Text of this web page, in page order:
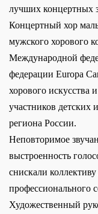
лучших концертных
Концертный хор
мужского хорового
Международной
федерации Europa
хорового искусства
участников
региона России.
Неповторимое
выстроенность
снискали
профессионального
Художественный